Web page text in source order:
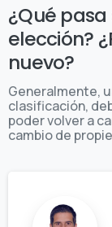
¿Qué
elección?
nuevo?
Generalmente,
clasificación,
poder volver a
cambio de